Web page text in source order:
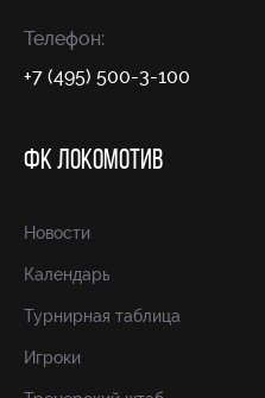
Телефон:
+7 (495) 500-3-100
ФК ЛОКОМОТИВ
Новости
Календарь
Турнирная таблица
Игроки